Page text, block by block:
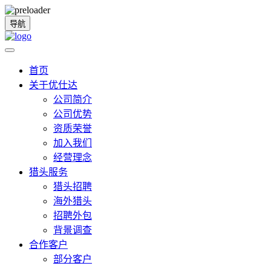
导航
首页
关于优仕达
公司简介
公司优势
资质荣誉
加入我们
经营理念
猎头服务
猎头招聘
海外猎头
招聘外包
背景调查
合作客户
部分客户